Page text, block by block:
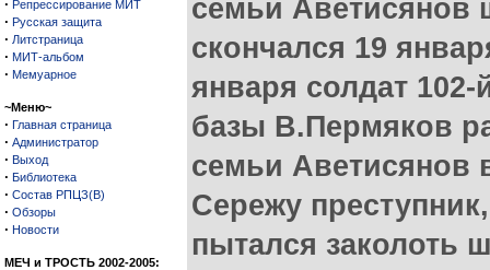
· Репрессирование МИТ
· Русская защита
· Литстраница
· МИТ-альбом
· Мемуарное
~Меню~
· Главная страница
· Администратор
· Выход
· Библиотека
· Состав РПЦЗ(В)
· Обзоры
· Новости
МЕЧ и ТРОСТЬ 2002-2005:
семьи Аветисянов
скончался 19
января солдат
базы В.Пермяков
семьи Аветисянов
Сережу
пытался заколоть